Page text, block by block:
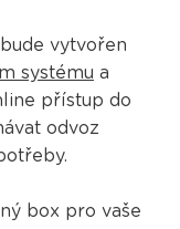
vytvořen
systému a
přístup do
odvoz
box pro vaše